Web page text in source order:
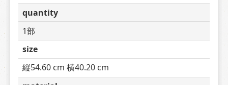
quantity
1部
size
縦54.60 cm 横40.20 cm